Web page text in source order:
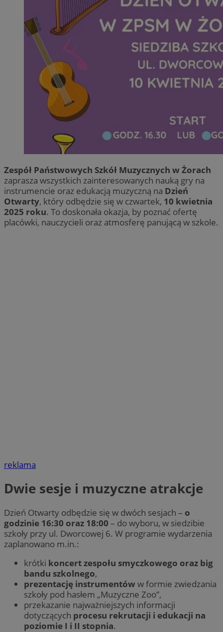
Zespół Państwowych Szkół Muzycznych w Żorach
zaprasza wszystkich zainteresowanych nauką gry na
instrumencie oraz edukacją muzyczną na Dzień
Otwarty, który odbędzie się w czwartek, 10 kwietnia
2025 roku. To doskonała okazja, by poznać ofertę
placówki, nauczycieli oraz atmosferę panującą w szkole.
reklama
Dwie sesje i muzyczne atrakcje
Dzień Otwarty odbędzie się w dwóch sesjach – o
godzinie 16:30 oraz 18:00 – do wyboru, w siedzibie
szkoły przy ul. Dworcowej 6. W programie wydarzenia
zaplanowano m.in.:
krótki koncert zespołu smyczkowego oraz big
bandu szkolnego,
prezentację instrumentów w formie zwiedzania
szkoły pod hasłem „Muzyczne Zoo”,
przekazanie najważniejszych informacji
dotyczących procesu rekrutacji i edukacji na
poziomie I i II stopnia.